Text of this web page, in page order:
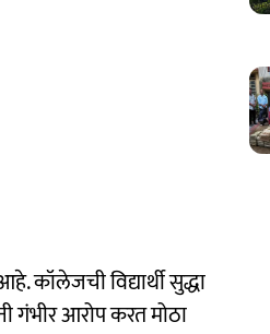
कॉलेजची विद्यार्थी सुद्धा
गंभीर आरोप करत मोठा